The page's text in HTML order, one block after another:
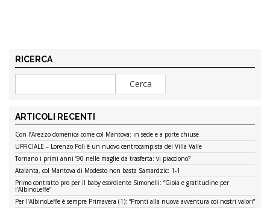
RICERCA
ARTICOLI RECENTI
Con l’Arezzo domenica come col Mantova: in sede e a porte chiuse
UFFICIALE – Lorenzo Poli è un nuovo centrocampista del Villa Valle
Tornano i primi anni ’90 nelle maglie da trasferta: vi piacciono?
Atalanta, col Mantova di Modesto non basta Samardzic: 1-1
Primo contratto pro per il baby esordiente Simonelli: “Gioia e gratitudine per
l’AlbinoLeffe”
Per l’AlbinoLeffe è sempre Primavera (1): “Pronti alla nuova avventura coi nostri valori”